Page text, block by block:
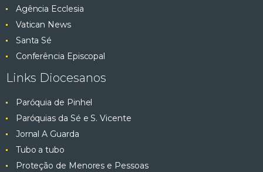
Agência Ecclesia
Vatican News
Santa Sé
Conferência Episcopal
Links Diocesanos
Paróquia de Pinhel
Paróquias da Sé e S. Vicente
Jornal A Guarda
Tubo a tubo
Proteção de Menores e Pessoas